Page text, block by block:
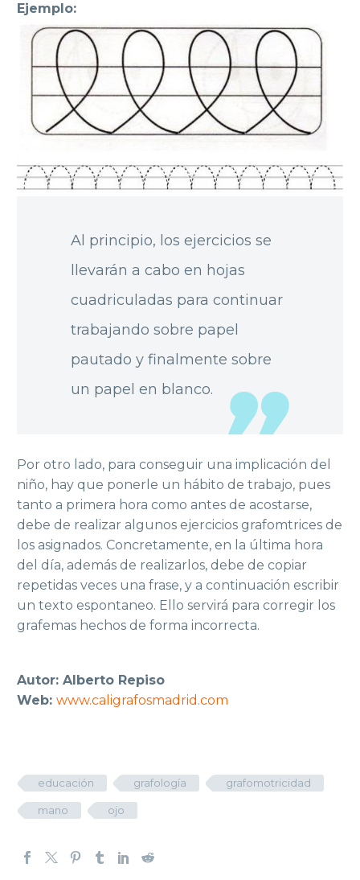
Ejemplo:
Al principio, los ejercicios se
llevarán a cabo en hojas
cuadriculadas para continuar
trabajando sobre papel
pautado y finalmente sobre
un papel en blanco.
Por otro lado, para conseguir una implicación del
niño, hay que ponerle un hábito de trabajo, pues
tanto a primera hora como antes de acostarse,
debe de realizar algunos ejercicios grafomtrices de
los asignados. Concretamente, en la última hora
del día, además de realizarlos, debe de copiar
repetidas veces una frase, y a continuación escribir
un texto espontaneo. Ello servirá para corregir los
grafemas hechos de forma incorrecta.
Autor: Alberto Repiso
Web: www.caligrafosmadrid.com
educación grafología grafomotricidad
mano ojo